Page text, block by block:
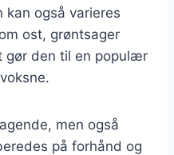
kan også varieres
ost, grøntsager
gør den til en populær
men også
på forhånd og